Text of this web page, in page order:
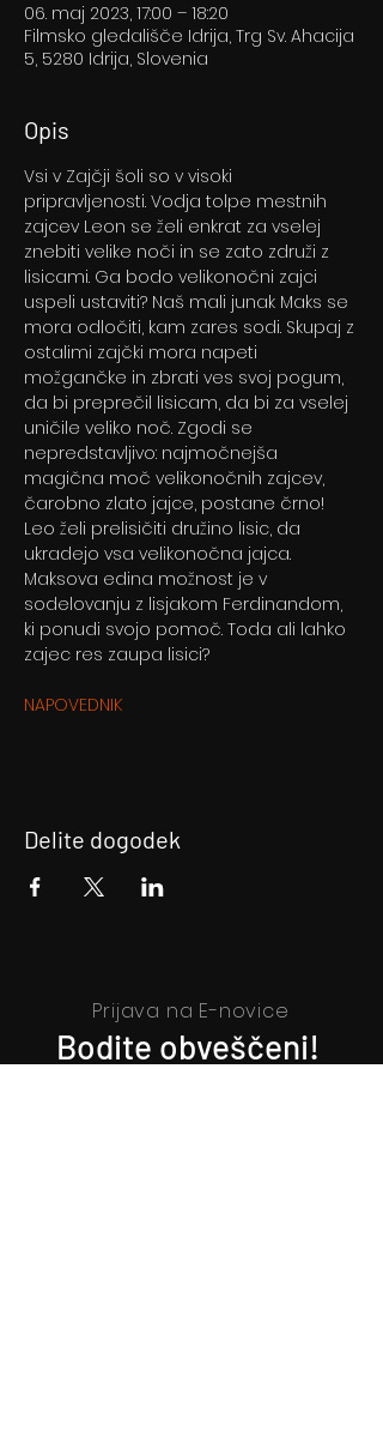
06. maj 2023, 17:00 – 18:20
Filmsko gledališče Idrija, Trg Sv. Ahacija
5, 5280 Idrija, Slovenia
Opis
Vsi v Zajčji šoli so v visoki
pripravljenosti. Vodja tolpe mestnih
zajcev Leon se želi enkrat za vselej
znebiti velike noči in se zato združi z
lisicami. Ga bodo velikonočni zajci
uspeli ustaviti? Naš mali junak Maks se
mora odločiti, kam zares sodi. Skupaj z
ostalimi zajčki mora napeti
možgančke in zbrati ves svoj pogum,
da bi preprečil lisicam, da bi za vselej
uničile veliko noč. Zgodi se
nepredstavljivo: najmočnejša
magična moč velikonočnih zajcev,
čarobno zlato jajce, postane črno!
Leo želi prelisičiti družino lisic, da
ukradejo vsa velikonočna jajca.
Maksova edina možnost je v
sodelovanju z lisjakom Ferdinandom,
ki ponudi svojo pomoč. Toda ali lahko
zajec res zaupa lisici?
NAPOVEDNIK
Delite dogodek
Prijava na E-novice
Bodite obveščeni!